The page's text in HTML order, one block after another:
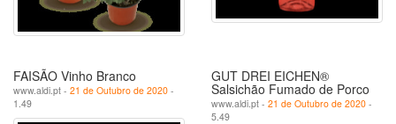
FAISÃO Vinho Branco
www.aldi.pt - 21 de Outubro de 2020 -
1.49
GUT DREI EICHEN®
Salsichão Fumado de Porco
www.aldi.pt - 21 de Outubro de 2020 -
5.49